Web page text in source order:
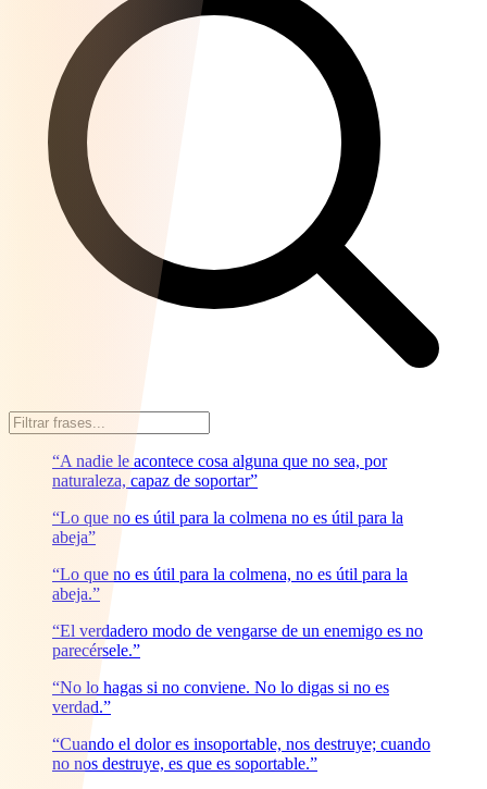
“A nadie le acontece cosa alguna que no sea, por
naturaleza, capaz de soportar”
“Lo que no es útil para la colmena no es útil para la
abeja”
“Lo que no es útil para la colmena, no es útil para la
abeja.”
“El verdadero modo de vengarse de un enemigo es no
parecérsele.”
“No lo hagas si no conviene. No lo digas si no es
verdad.”
“Cuando el dolor es insoportable, nos destruye; cuando
no nos destruye, es que es soportable.”